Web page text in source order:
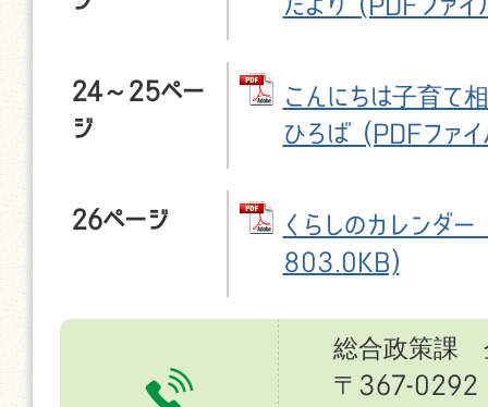
24～25ペー
ジ
こんにちは子育て
ひろば (PDFファ
26ページ
くらしのカレンダ
803.0KB)
総合政策課
〒367-0292